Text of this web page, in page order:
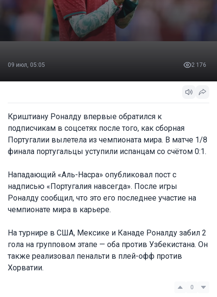
09 июл, 05:05 2 176
Криштиану Роналду впервые обратился к
подписчикам в соцсетях после того, как сборная
Португалии вылетела из чемпионата мира. В матче 1/8
финала португальцы уступили испанцам со счётом 0:1.
Нападающий «Аль-Насра» опубликовал пост с
надписью «Португалия навсегда». После игры
Роналду сообщил, что это его последнее участие на
чемпионате мира в карьере.
На турнире в США, Мексике и Канаде Роналду забил 2
гола на групповом этапе — оба против Узбекистана. Он
также реализовал пенальти в плей-офф против
Хорватии.
0